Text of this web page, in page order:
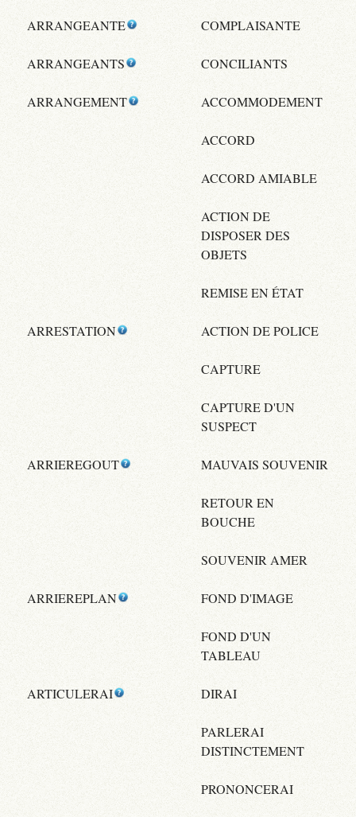
ARRANGEANTE COMPLAISANTE
ARRANGEANTS CONCILIANTS
ARRANGEMENT ACCOMMODEMENT
ACCORD
ACCORD AMIABLE
ACTION DE
DISPOSER DES
OBJETS
REMISE EN ÉTAT
ARRESTATION ACTION DE POLICE
CAPTURE
CAPTURE D'UN
SUSPECT
ARRIEREGOUT MAUVAIS SOUVENIR
RETOUR EN
BOUCHE
SOUVENIR AMER
ARRIEREPLAN FOND D'IMAGE
FOND D'UN
TABLEAU
ARTICULERAI DIRAI
PARLERAI
DISTINCTEMENT
PRONONCERAI